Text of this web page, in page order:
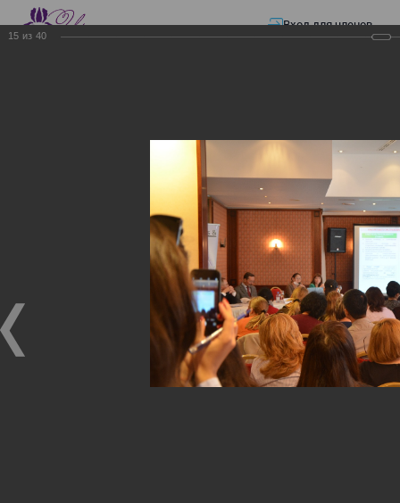
Вход для членов
—
Изменения в трудовом и налоговом
налоговое декларирование, изменения в налоговом законодательстве
Изменения в трудовом и
налоговом
законодательстве:
Обязательное
медицинское страхование,
15 из 40